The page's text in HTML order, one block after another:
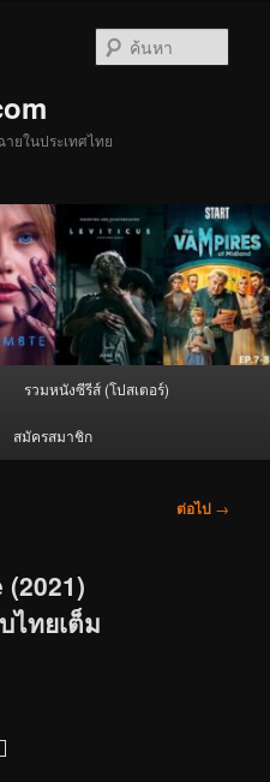
ยในประเทศไทย
รวมหนังซีรีส์ (โปสเตอร์)
สมัครสมาชิก
ต่อไป →
ไทยเต็ม